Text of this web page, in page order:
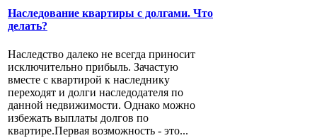
Наследование квартиры с долгами. Что
делать?
Наследство далеко не всегда приносит
исключительно прибыль. Зачастую
вместе с квартирой к наследнику
переходят и долги наследодателя по
данной недвижимости. Однако можно
избежать выплаты долгов по
квартире.Первая возможность - это...